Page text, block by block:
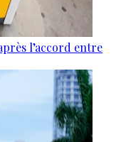
l’accord entre